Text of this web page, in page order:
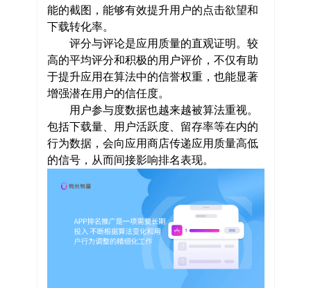
能的截图，能够有效提升用户的点击欲望和
下载转化率。
评分与评论是应用质量的直观证明。较
高的平均评分和积极的用户评价，不仅有助
于提升应用在算法中的信誉权重，也能显著
增强潜在用户的信任度。
用户参与度数据也越来越被算法重视。
包括下载量、用户活跃度、留存率等在内的
行为数据，会向应用商店传递应用质量高低
的信号，从而间接影响排名表现。